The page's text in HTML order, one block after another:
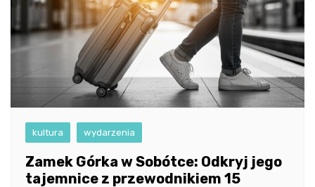
kultura wydarzenia
Zamek Górka w Sobótce: Odkryj jego
tajemnice z przewodnikiem 15